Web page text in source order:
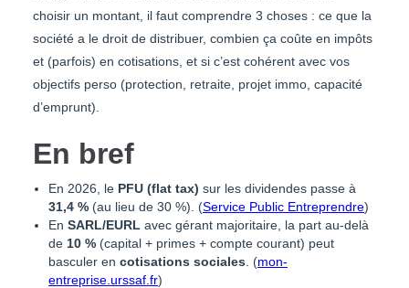
choisir un montant, il faut comprendre 3 choses : ce que la
société a le droit de distribuer, combien ça coûte en impôts
et (parfois) en cotisations, et si c’est cohérent avec vos
objectifs perso (protection, retraite, projet immo, capacité
d’emprunt).
En bref
En 2026, le PFU (flat tax) sur les dividendes passe à
31,4 % (au lieu de 30 %). (Service Public Entreprendre)
En SARL/EURL avec gérant majoritaire, la part au-delà
de 10 % (capital + primes + compte courant) peut
basculer en cotisations sociales . (mon-
entreprise.urssaf.fr)